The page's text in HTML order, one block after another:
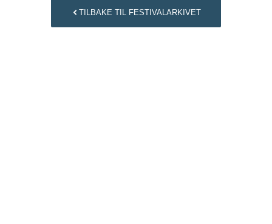
TILBAKE TIL FESTIVALARKIVET